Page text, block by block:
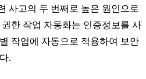
사고의 두 번째로 높은 원인으로
한 작업 자동화는 인증정보를 사
작업에 자동으로 적용하여 보안
.